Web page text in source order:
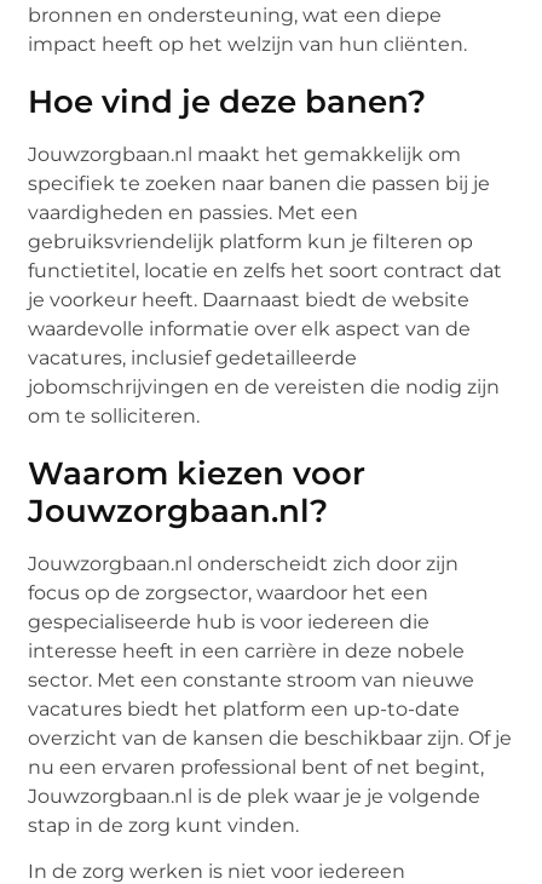
bronnen en ondersteuning, wat een diepe
impact heeft op het welzijn van hun cliënten.
Hoe vind je deze banen?
Jouwzorgbaan.nl maakt het gemakkelijk om
specifiek te zoeken naar banen die passen bij je
vaardigheden en passies. Met een
gebruiksvriendelijk platform kun je filteren op
functietitel, locatie en zelfs het soort contract dat
je voorkeur heeft. Daarnaast biedt de website
waardevolle informatie over elk aspect van de
vacatures, inclusief gedetailleerde
jobomschrijvingen en de vereisten die nodig zijn
om te solliciteren.
Waarom kiezen voor
Jouwzorgbaan.nl?
Jouwzorgbaan.nl onderscheidt zich door zijn
focus op de zorgsector, waardoor het een
gespecialiseerde hub is voor iedereen die
interesse heeft in een carrière in deze nobele
sector. Met een constante stroom van nieuwe
vacatures biedt het platform een up-to-date
overzicht van de kansen die beschikbaar zijn. Of je
nu een ervaren professional bent of net begint,
Jouwzorgbaan.nl is de plek waar je je volgende
stap in de zorg kunt vinden.
In de zorg werken is niet voor iedereen